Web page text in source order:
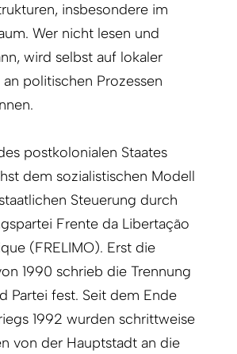
insbesondere im
Wer nicht lesen und
wird selbst auf lokaler
politischen Prozessen
postkolonialen Staates
dem sozialistischen Modell
Steuerung durch
Frente da Libertação
(FRELIMO). Erst die
1990 schrieb die Trennung
Partei fest. Seit dem Ende
1992 wurden schrittweise
von der Hauptstadt an die